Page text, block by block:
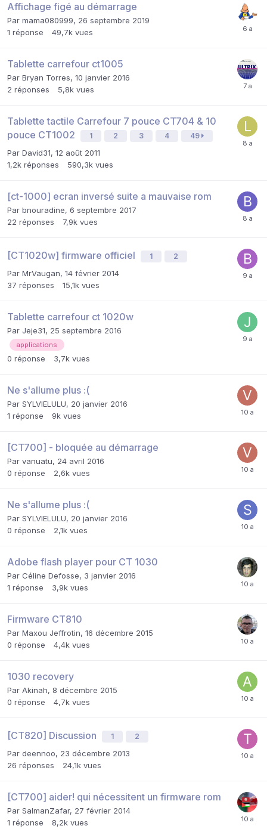
Affichage figé au démarrage
Par mama080999, 26 septembre 2019
1 réponse 49,7k vues
Tablette carrefour ct1005
Par Bryan Torres, 10 janvier 2016
2 réponses 5,8k vues
Tablette tactile Carrefour 7 pouce CT704 & 10
pouce CT1002
1 2 3 4 49
Par David31, 12 août 2011
1,2k réponses 590,3k vues
[ct-1000] ecran inversé suite a mauvaise rom
Par bnouradine, 6 septembre 2017
22 réponses 7,9k vues
[CT1020w] firmware officiel 1 2
Par MrVaugan, 14 février 2014
37 réponses 15,1k vues
Tablette carrefour ct 1020w
Par Jeje31, 25 septembre 2016
applications
0 réponse 3,7k vues
Ne s'allume plus :(
Par SYLVIELULU, 20 janvier 2016
1 réponse 9k vues
[CT700] - bloquée au démarrage
Par vanuatu, 24 avril 2016
0 réponse 2,6k vues
Ne s'allume plus :(
Par SYLVIELULU, 20 janvier 2016
0 réponse 2,1k vues
Adobe flash player pour CT 1030
Par Céline Defosse, 3 janvier 2016
1 réponse 3,9k vues
Firmware CT810
Par Maxou Jeffrotin, 16 décembre 2015
0 réponse 4,4k vues
1030 recovery
Par Akinah, 8 décembre 2015
0 réponse 4,7k vues
[CT820] Discussion 1 2
Par deennoo, 23 décembre 2013
26 réponses 24,1k vues
[CT700] aider! qui nécessitent un firmware rom
Par SalmanZafar, 27 février 2014
1 réponse 8,2k vues